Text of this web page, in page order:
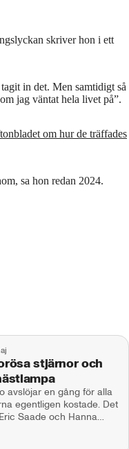
skriver hon i ett
in det. Men samtidigt så
jag väntat hela livet på”.
om hur de träffades
sa hon redan 2024.
stjärnor och
avslöjar en gång för alla
egentligen kostade. Det
Saade och Hanna
talar ut om
äktenskap och